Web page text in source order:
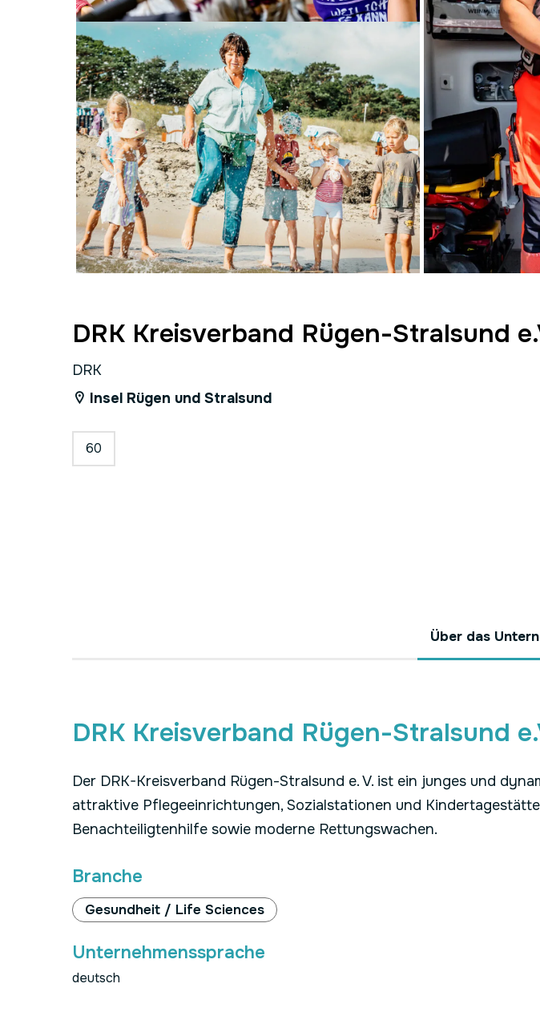
DRK Kreisverband Rügen-Stralsund
DRK
Insel Rügen und Stralsund
60
Über das
DRK Kreisverband Rügen-Stralsund
Der DRK-Kreisverband Rügen-Stralsund e. V. ist ein junges und
attraktive Pflegeeinrichtungen, Sozialstationen und
Benachteiligtenhilfe sowie moderne Rettungswachen.
Branche
Gesundheit / Life Sciences
Unternehmenssprache
deutsch